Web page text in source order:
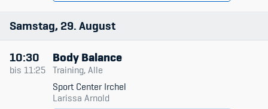
Samstag 29 August
10:30
bis 11:25
Body Balance
Training, Alle
Sport Center Irchel
Larissa Arnold